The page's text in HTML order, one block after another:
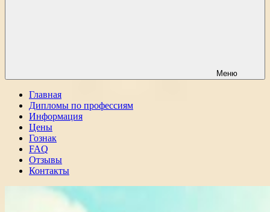
Меню
Главная
Дипломы по профессиям
Информация
Цены
Гознак
FAQ
Отзывы
Контакты